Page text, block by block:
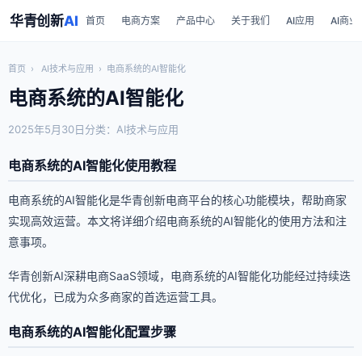
华青创新AI 首页 电商方案 产品中心 关于我们 AI应用 AI商业
首页 › AI技术与应用 › 电商系统的AI智能化
电商系统的AI智能化
2025年5月30日分类：AI技术与应用
电商系统的AI智能化使用教程
电商系统的AI智能化是华青创新电商平台的核心功能模块，帮助商家
实现高效运营。本文将详细介绍电商系统的AI智能化的使用方法和注
意事项。
华青创新AI深耕电商SaaS领域，电商系统的AI智能化功能经过持续迭
代优化，已成为众多商家的首选运营工具。
电商系统的AI智能化配置步骤